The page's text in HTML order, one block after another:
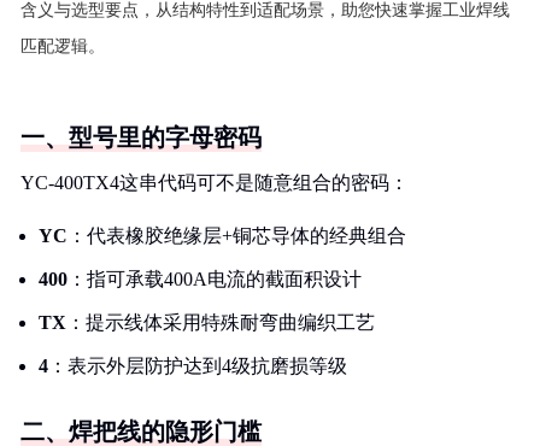
含义与选型要点，从结构特性到适配场景，助您快速掌握工业焊线
匹配逻辑。
一、型号里的字母密码
YC-400TX4这串代码可不是随意组合的密码：
YC ：代表橡胶绝缘层+铜芯导体的经典组合
400 ：指可承载400A电流的截面积设计
TX ：提示线体采用特殊耐弯曲编织工艺
4 ：表示外层防护达到4级抗磨损等级
二、焊把线的隐形门槛